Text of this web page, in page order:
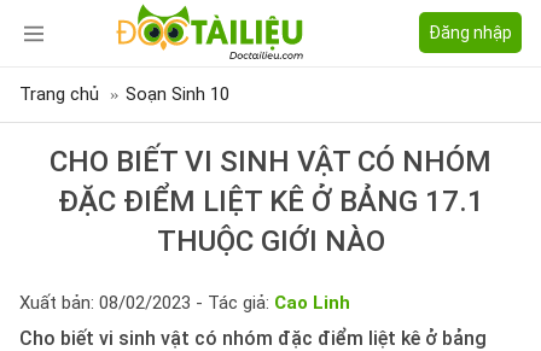
Đăng nhập
Trang chủ Soạn Sinh 10
CHO BIẾT VI SINH VẬT CÓ NHÓM
ĐẶC ĐIỂM LIỆT KÊ Ở BẢNG 17.1
THUỘC GIỚI NÀO
Xuất bản: 08/02/2023 - Tác giả: Cao Linh
Cho biết vi sinh vật có nhóm đặc điểm liệt kê ở bảng